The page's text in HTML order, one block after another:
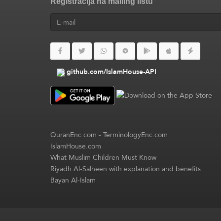
github.com/IslamHouse-API
QuranEnc.com-TerminologyEnc.com
IslamHouse.com
What Muslim Children Must Know
Riyadh Al-Salheen with explanation and benefits
Bayan Al-Islam